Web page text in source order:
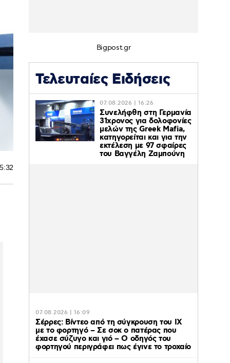
Bigpost.gr
Τελευταίες Ειδήσεις
07.08.2026 | 16:26
Συνελήφθη στη Γερμανία
31χρονος για δολοφονίες
μελών της Greek Mafia,
κατηγορείται και για την
εκτέλεση με 97 σφαίρες
του Βαγγέλη Ζαμπούνη
07.08.2026 | 16:09
Σέρρες: Βίντεο από τη σύγκρουση του ΙΧ
με το φορτηγό – Σε σοκ ο πατέρας που
έχασε σύζυγο και γιό – Ο οδηγός του
φορτηγού περιγράφει πως έγινε το τροχαίο